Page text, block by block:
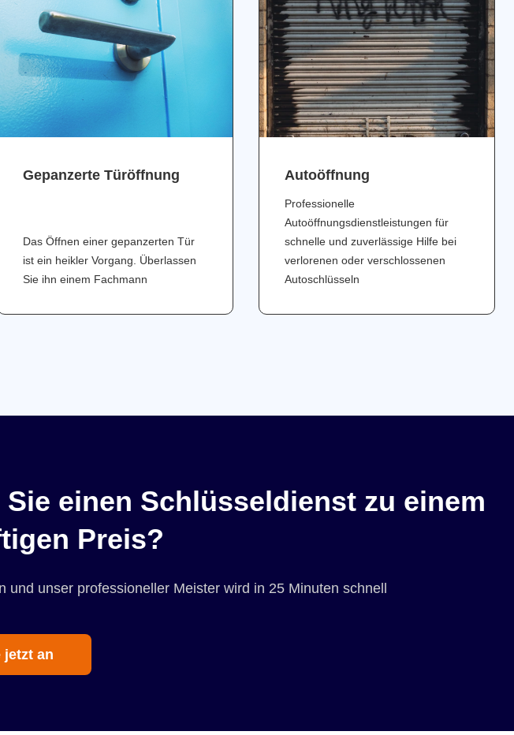
Gepanzerte Türöffnung
Das Öffnen einer gepanzerten Tür
ist ein heikler Vorgang. Überlassen
Sie ihn einem Fachmann
Аutoöffnung
Professionelle
Autoöffnungsdienstleistungen für
schnelle und zuverlässige Hilfe bei
verlorenen oder verschlossenen
Autoschlüsseln
Sie einen Schlüsseldienst zu einem
Preis?
und unser professioneller Meister wird in 25 Minuten schnell
jetzt an